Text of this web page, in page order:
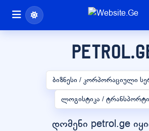
ბიზნესი / კორპორაციული
ლოგისტიკა /
დომენი petrol.ge